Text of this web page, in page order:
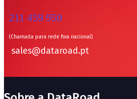
211 459 950
(Chamada para rede fixa nacional)
sales@dataroad.pt